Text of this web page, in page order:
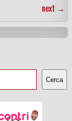
next →
Cerca